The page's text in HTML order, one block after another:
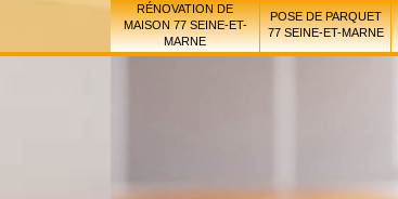
RÉNOVATION DE
MAISON 77 SEINE-ET-
MARNE
POSE DE PARQUET
77 SEINE-ET-MARNE